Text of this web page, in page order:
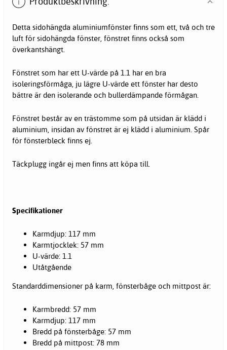
Detta sidohängda aluminiumfönster finns som ett, två och tre
luft för sidohängda fönster, fönstret finns också som
överkantshängt.
Fönstret som har ett U-värde på 1.1 har en bra
isoleringsförmåga, ju lägre U-värde ett fönster har desto
bättre är den isolerande och bullerdämpande förmågan.
Fönstret består av en trästomme som på utsidan är klädd i
aluminium, insidan av fönstret är ej klädd i aluminium. Spår
för fönsterbleck finns ej.
Täckplugg ingår ej men finns att köpa till.
Specifikationer
Karmdjup: 117 mm
Karmtjocklek: 57 mm
U-värde: 1.1
Utåtgående
Standarddimensioner på karm, fönsterbåge och mittpost är:
Karmbredd: 57 mm
Karmdjup: 117 mm
Bredd på fönsterbåge: 57 mm
Bredd på mittpost: 78 mm